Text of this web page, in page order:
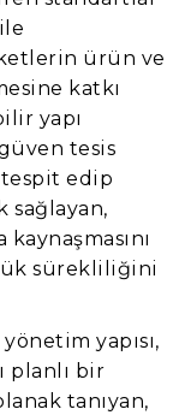
ürün ve
katkı
yapı
tesis
edip
sağlayan,
sürekliliğini
yapısı,
planlı bir
tanıyan,